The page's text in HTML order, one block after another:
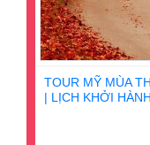
TOUR MỸ MÙA
| LỊCH KHỞI